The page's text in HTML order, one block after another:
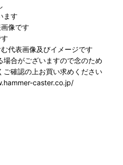
ます
像です
代表画像及びイメージです
場合がございますので念のため
確認の上お買い求めください
caster.co.jp/